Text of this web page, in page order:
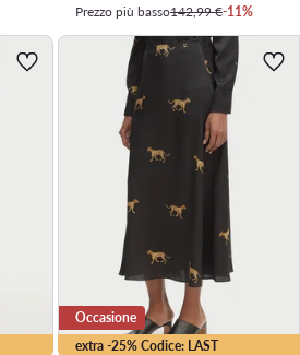
Prezzo più basso142,99 €-11%
extra -25% Codice: LAST
Occasione